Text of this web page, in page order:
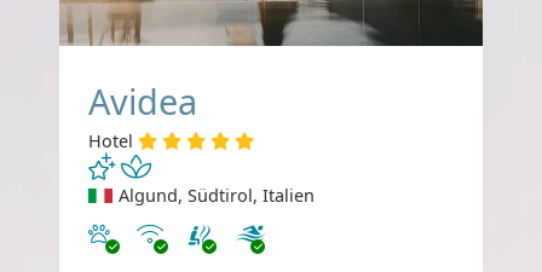
Avidea
Hotel
Algund, Südtirol, Italien
Haustiere erlaubt
Internet